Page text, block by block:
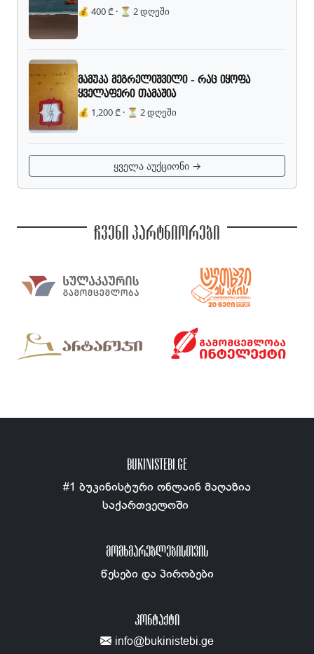
💰 400 ₾ · ⏳ 2 დღეში
მამუკა მეგრელიშვილი - რაც იყოფა
ყველაფერი თამაშია
💰 1,200 ₾ · ⏳ 2 დღეში
ყველა აუქციონი →
ჩვენი პარტნიორები
BUKINISTEBI.GE
#1 ბუკინისტური ონლაინ მაღაზია
საქართველოში
ᲛᲝᲛᲮᲛᲐᲠᲔᲑᲚᲔᲑᲘᲡᲗᲕᲘᲡ
წესები და პირობები
ᲙᲝᲜᲢᲐᲥᲢᲘ
info@bukinistebi.ge